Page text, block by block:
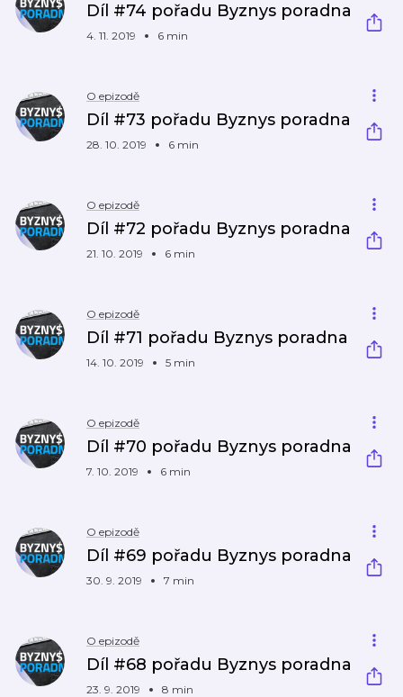
Díl #74 pořadu Byznys poradna
4. 11. 2019 6 min
O epizodě
Díl #73 pořadu Byznys poradna
28. 10. 2019 6 min
O epizodě
Díl #72 pořadu Byznys poradna
21. 10. 2019 6 min
O epizodě
Díl #71 pořadu Byznys poradna
14. 10. 2019 5 min
O epizodě
Díl #70 pořadu Byznys poradna
7. 10. 2019 6 min
O epizodě
Díl #69 pořadu Byznys poradna
30. 9. 2019 7 min
O epizodě
Díl #68 pořadu Byznys poradna
23. 9. 2019 8 min